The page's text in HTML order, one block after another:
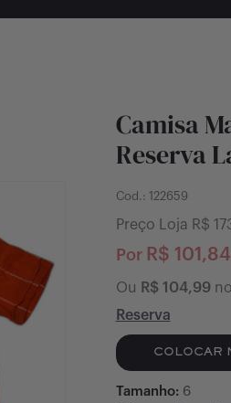
Camisa
Reserva
Cod.: 122659
Preço Loja R$
Por R$ 101,84
Ou R$ 104,99
Reserva
COLOCAR
Tamanho: 6